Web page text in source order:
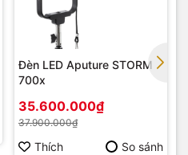
Đèn LED Aputure STORM
700x
35.600.000₫
37.900.000₫
Thích So sánh